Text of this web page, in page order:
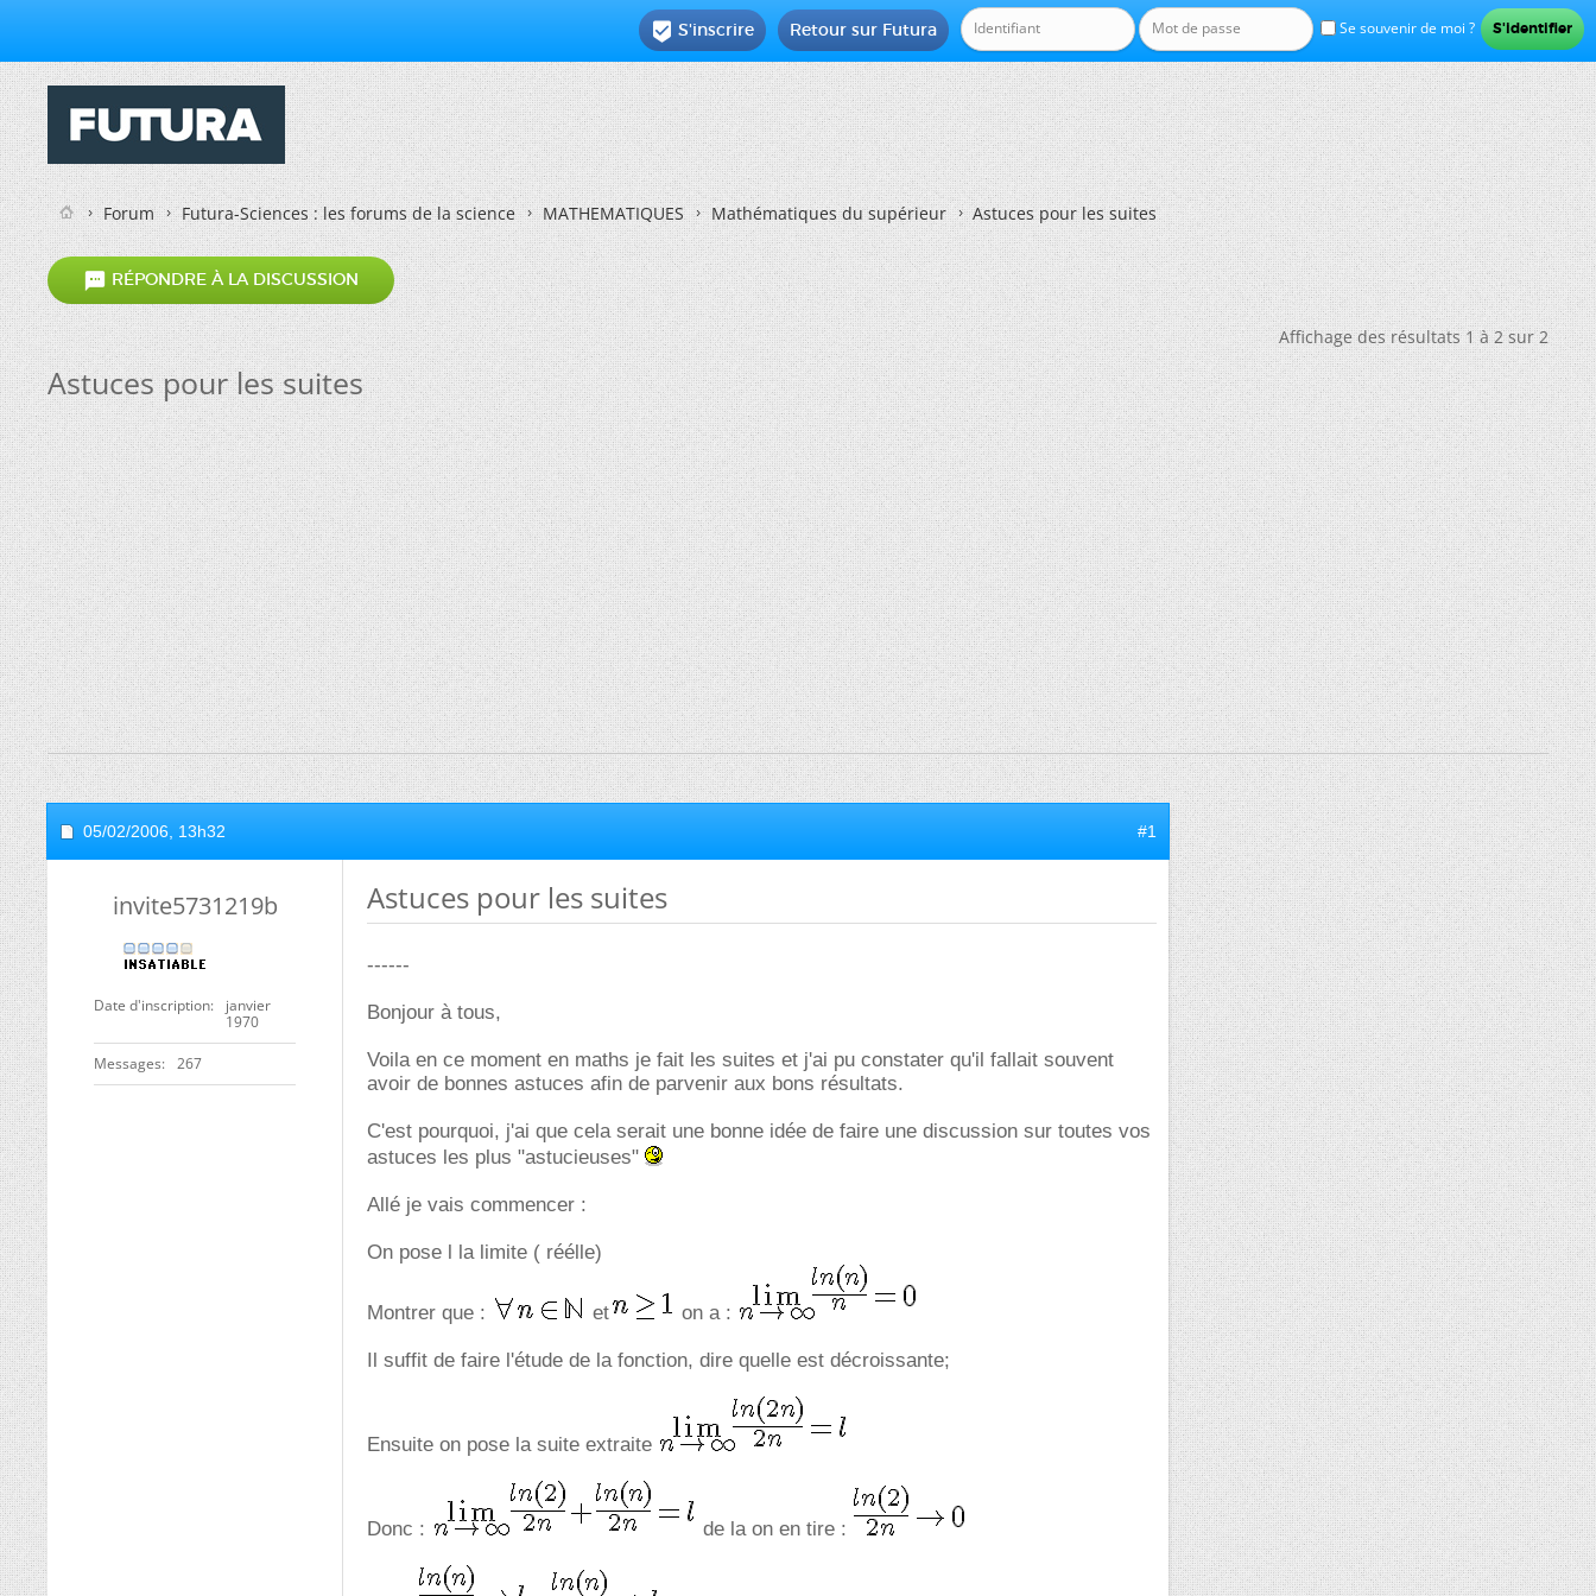
Se souvenir de moi ?
Retour sur Futura
 S'inscrire
Forum Futura-Sciences : les forums de la science MATHEMATIQUES Mathématiques du supérieur Astuces pour les suites
 RÉPONDRE À LA DISCUSSION
Affichage des résultats 1 à 2 sur 2
Astuces pour les suites
05/02/2006, 13h32 #1
invite5731219b
Date d'inscription
janvier
1970
Messages 267
Astuces pour les suites
------
Bonjour à tous,
Voila en ce moment en maths je fait les suites et j'ai pu constater qu'il fallait souvent
avoir de bonnes astuces afin de parvenir aux bons résultats.
C'est pourquoi, j'ai que cela serait une bonne idée de faire une discussion sur toutes vos
astuces les plus "astucieuses"
Allé je vais commencer :
On pose l la limite ( réélle)
Montrer que : et on a :
Il suffit de faire l'étude de la fonction, dire quelle est décroissante;
Ensuite on pose la suite extraite
Donc : de la on en tire :